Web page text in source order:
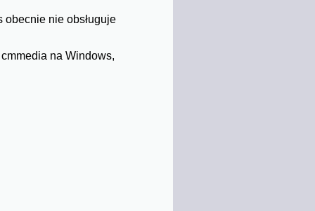
nie obsługuje
na Windows,